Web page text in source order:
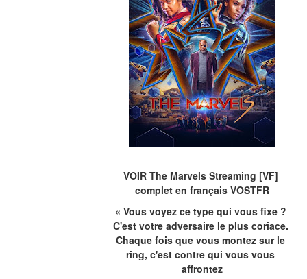
VOIR The Marvels Streaming [VF]
complet en français VOSTFR
« Vous voyez ce type qui vous fixe ?
C'est votre adversaire le plus coriace.
Chaque fois que vous montez sur le
ring, c'est contre qui vous vous
affrontez